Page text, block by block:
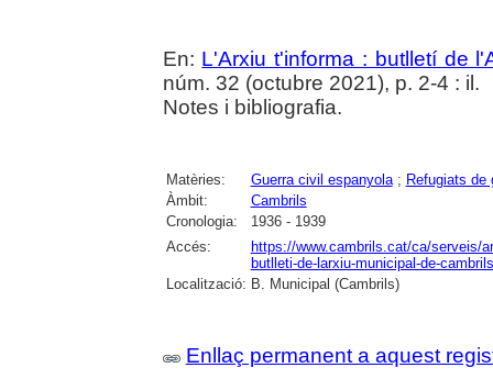
En: L'Arxiu t'informa : butlletí de
núm. 32 (octubre 2021), p. 2-4 : il.
Notes i bibliografia.
Matèries: Guerra civil espanyola; Refugiats de
Àmbit:
Cambrils
Cronologia:
1936 - 1939
Accés:
https://www.cambrils.cat/ca/serveis/
butlleti-de-larxiu-municipal-de-
Localització: B. Municipal (Cambrils)
Enllaç permanent a aquest